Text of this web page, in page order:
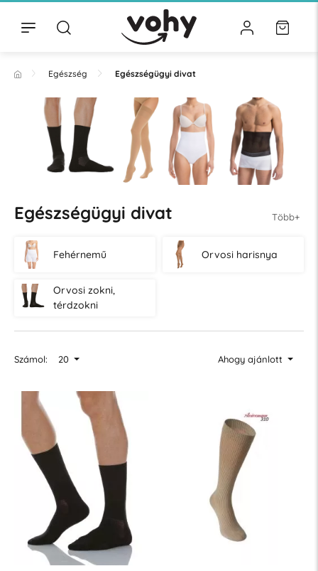
Egészség Egészségügyi divat
Egészségügyi divat Több+
Fehérnemű Orvosi harisnya
Orvosi zokni,
térdzokni
Számol: 20 Ahogy ajánlott